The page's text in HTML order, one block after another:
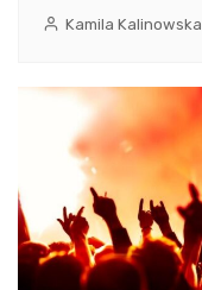
Kamila Kalinowska